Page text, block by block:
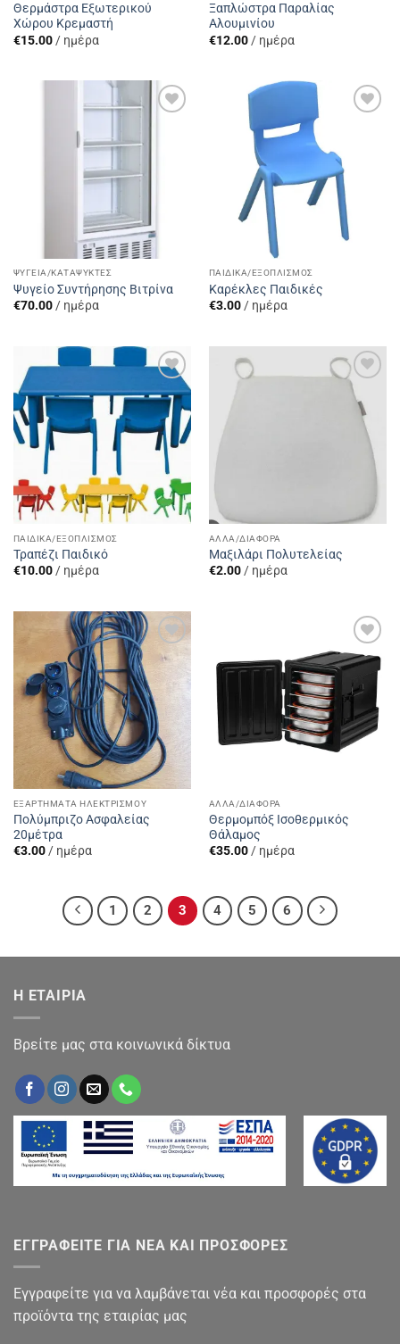
Θερμάστρα Εξωτερικού
Χώρου Κρεμαστή
€15.00/ ημέρα
Ξαπλώστρα Παραλίας
Αλουμινίου
€12.00/ ημέρα
ΨΥΓΕΊΑ/ΚΑΤΑΨΎΚΤΕΣ
Ψυγείο Συντήρησης Βιτρίνα
€70.00/ ημέρα
ΠΑΙΔΙΚΆ/ΕΞΟΠΛΙΣΜΌΣ
Καρέκλες Παιδικές
€3.00/ ημέρα
Add to
Wishlist
ΠΑΙΔΙΚΆ/ΕΞΟΠΛΙΣΜΌΣ
Τραπέζι Παιδικό
€10.00/ ημέρα
Add to
Wishlist
ΆΛΛΑ/ΔΙΆΦΟΡΑ
Μαξιλάρι Πολυτελείας
€2.00/ ημέρα
Add to
Wishlist
ΕΞΑΡΤΉΜΑΤΑ ΗΛΕΚΤΡΙΣΜΟΎ
Πολύμπριζο Ασφαλείας
20μέτρα
€3.00/ ημέρα
Add to
Wishlist
ΆΛΛΑ/ΔΙΆΦΟΡΑ
Θερμομπόξ Ισοθερμικός
Θάλαμος
€35.00/ ημέρα
1 2 3 4 5 6
Η ΕΤΑΙΡΙΑ
Βρείτε μας στα κοινωνικά δίκτυα
ΕΓΓΡΑΦΕΙΤΕ ΓΙΑ ΝΕΑ ΚΑΙ ΠΡΟΣΦΟΡΕΣ
Εγγραφείτε για να λαμβάνεται νέα και προσφορές στα
προϊόντα της εταιρίας μας